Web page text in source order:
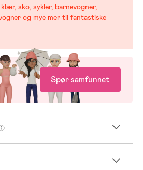
sko, sykler, barnevogner,
og mye mer til fantastiske
Spør samfunnet